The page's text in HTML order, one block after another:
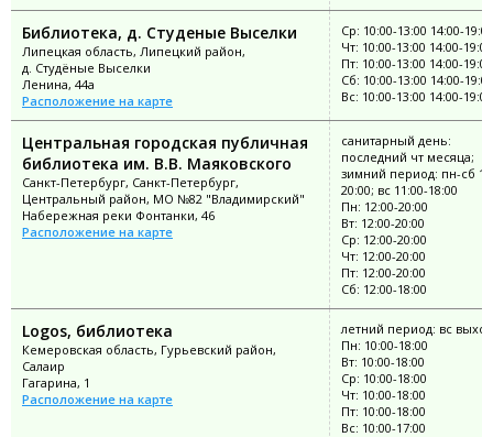
Библиотека, д. Студеные Выселки
Липецкая область, Липецкий район,
д. Студёные Выселки
Ленина, 44а
Расположение на карте
Ср: 10:00-13:00 14:00-19:00
Чт: 10:00-13:00 14:00-19:00
Пт: 10:00-13:00 14:00-19:00
Сб: 10:00-13:00 14:00-19:00
Вс: 10:00-13:00 14:00-19:00
Центральная городская публичная
библиотека им. В.В. Маяковского
Санкт-Петербург, Санкт-Петербург,
Центральный район, МО №82 "Владимирский"
Набережная реки Фонтанки, 46
Расположение на карте
санитарный день:
последний чт месяца;
зимний период: пн-сб
20:00; вс 11:00-18:00
Пн: 12:00-20:00
Вт: 12:00-20:00
Ср: 12:00-20:00
Чт: 12:00-20:00
Пт: 12:00-20:00
Сб: 12:00-18:00
Logos, библиотека
Кемеровская область, Гурьевский район,
Салаир
Гагарина, 1
Расположение на карте
летний период: вс
Пн: 10:00-18:00
Вт: 10:00-18:00
Ср: 10:00-18:00
Чт: 10:00-18:00
Пт: 10:00-18:00
Вс: 10:00-17:00